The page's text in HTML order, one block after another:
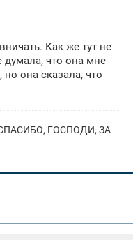
Как же тут не
думала, что она мне
она сказала, что
ГОСПОДИ, ЗА